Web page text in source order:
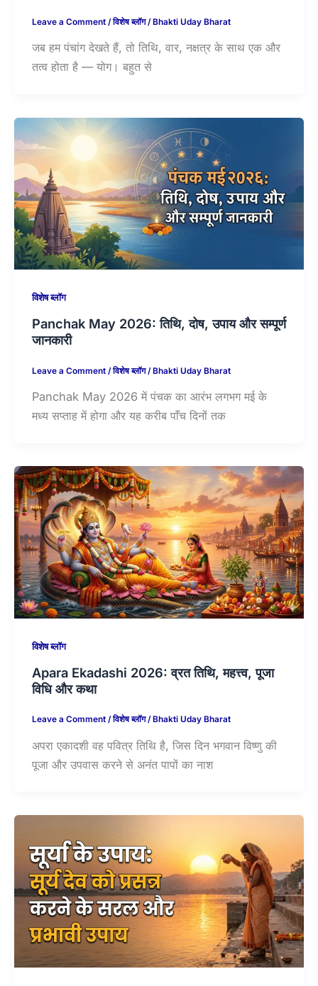
Leave a Comment /विशेष ब्लॉग/ Bhakti Uday Bharat
जब हम पंचांग देखते हैं, तो तिथि, वार, नक्षत्र के साथ एक और
तत्व होता है — योग। बहुत से
विशेष ब्लॉग
Panchak May 2026: तिथि, दोष, उपाय और सम्पूर्ण
जानकारी
Leave a Comment /विशेष ब्लॉग/Bhakti Uday Bharat
Panchak May 2026 में पंचक का आरंभ लगभग मई के
मध्य सप्ताह में होगा और यह करीब पाँच दिनों तक
विशेष ब्लॉग
Apara Ekadashi 2026: व्रत तिथि, महत्त्व, पूजा
विधि और कथा
Leave a Comment /विशेष ब्लॉग/ Bhakti Uday Bharat
अपरा एकादशी वह पवित्र तिथि है, जिस दिन भगवान विष्णु की
पूजा और उपवास करने से अनंत पापों का नाश